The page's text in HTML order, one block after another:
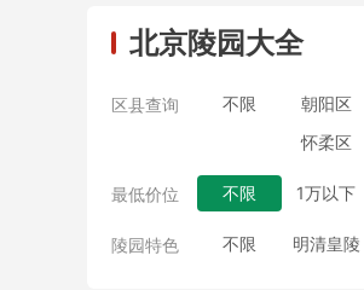
北京陵园大全
区县查询 不限 朝阳区
怀柔区
最低价位 不限 1万以下
陵园特色 不限 明清皇陵